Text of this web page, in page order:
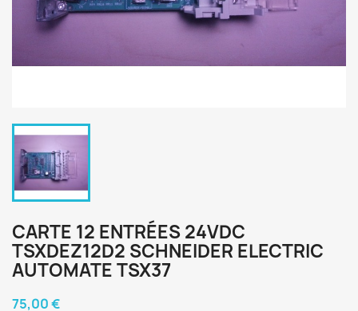
CARTE 12 ENTRÉES 24VDC
TSXDEZ12D2 SCHNEIDER ELECTRIC
AUTOMATE TSX37
75,00 €